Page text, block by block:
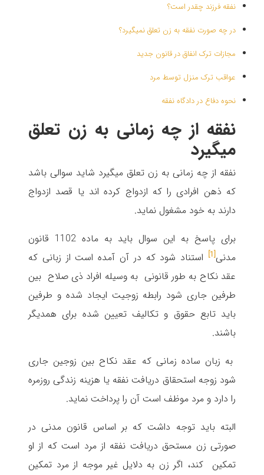
نفقه فرزند چقدر است؟
در چه صورت نفقه به زن تعلق نمیگیرد؟
مجازات ترک انفاق در قانون جدید
عواقب ترک منزل توسط مرد
نحوه دفاع در دادگاه نفقه
نفقه از چه زمانی به زن تعلق
میگیرد
نفقه از چه زمانی به زن تعلق میگیرد شاید سوالی باشد
که ذهن افرادی را که ازدواج کرده اند یا قصد ازدواج
دارند به خود مشغول نماید.
برای پاسخ به این سوال باید به ماده 1102 قانون
مدنی[1]
استناد شود که در آن آمده است از زبانی که
عقد نکاح به طور قانونی به وسیله افراد ذی صلاح بین
طرفین جاری شود رابطه زوجیت ایجاد شده و طرفین
باید تابع حقوق و تکالیف تعیین شده برای همدیگر
باشند.
به زبان ساده زمانی که عقد نکاح بین زوجین جاری
شود زوجه استحقاق دریافت نفقه یا هزینه زندگی روزمره
را دارد و مرد موظف است آن را پرداخت نماید.
البته باید توجه داشت که بر اساس قانون مدنی در
صورتی زن مستحق دریافت نفقه از مرد است که از او
تمکین کند، اگر زن به دلایل غیر موجه از مرد تمکین